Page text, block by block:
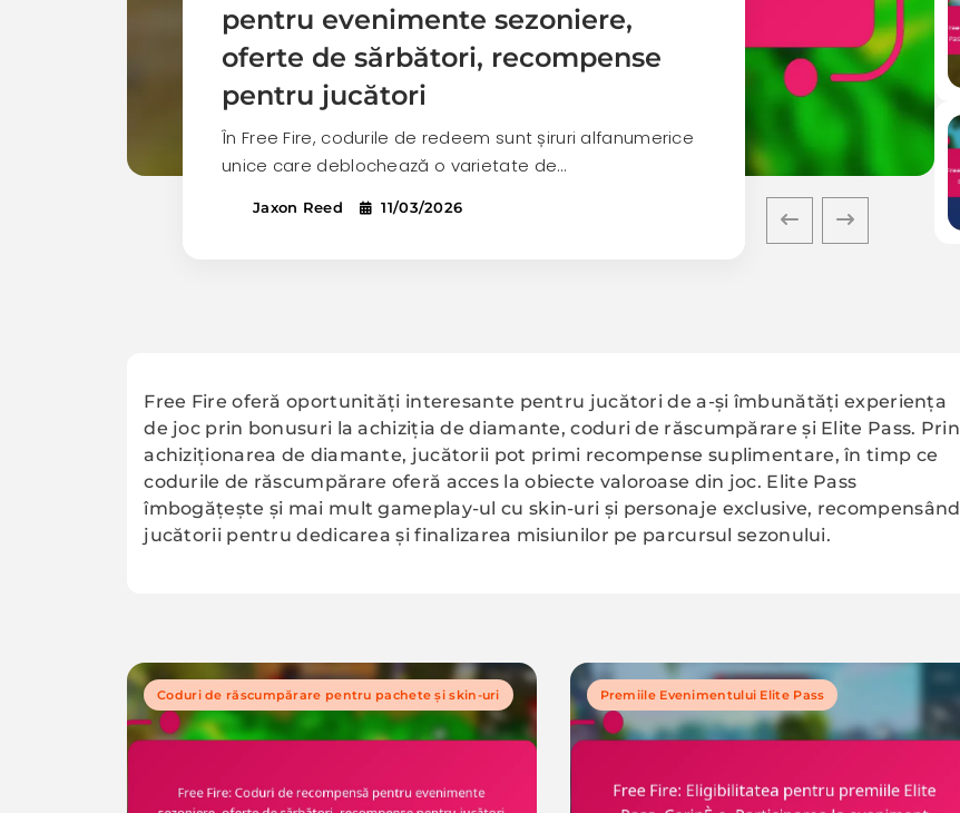
pentru evenimente sezoniere,
oferte de sărbători, recompense
pentru jucători
În Free Fire, codurile de redeem sunt șiruri alfanumerice
unice care deblochează o varietate de…
Jaxon Reed 11/03/2026
Free Fire oferă oportunități interesante pentru jucători de a-și îmbunătăți experiența
de joc prin bonusuri la achiziția de diamante, coduri de răscumpărare și Elite Pass. Prin
achiziționarea de diamante, jucătorii pot primi recompense suplimentare, în timp ce
codurile de răscumpărare oferă acces la obiecte valoroase din joc. Elite Pass
îmbogățește și mai mult gameplay-ul cu skin-uri și personaje exclusive, recompensând
jucătorii pentru dedicarea și finalizarea misiunilor pe parcursul sezonului.
Coduri de răscumpărare pentru pachete și skin-uri Premiile Evenimentului Elite Pass